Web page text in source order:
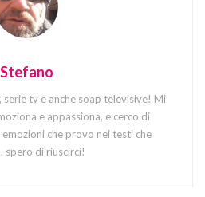
Stefano
tv e anche soap televisive! Mi
e appassiona, e cerco di
che provo nei testi che
spero di riuscirci!